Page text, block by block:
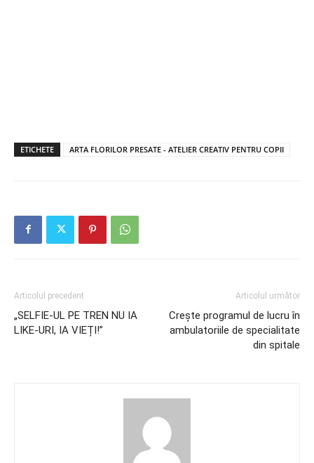
ETICHETE ARTA FLORILOR PRESATE - ATELIER CREATIV PENTRU COPII
Articolul precedent
„SELFIE-UL PE TREN NU IA
LIKE-URI, IA VIEȚI!”
Articolul următor
Crește programul de lucru în
ambulatoriile de specialitate
din spitale